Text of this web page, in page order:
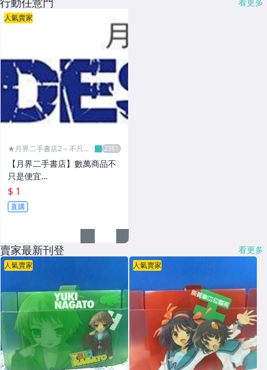
看更多
人氣賣家
★月界二手書店2～不只是
【月界二手書店】數萬商品不
只是便宜…
$ 1
直購
賣家最新刊登 看更多
人氣賣家 人氣賣家